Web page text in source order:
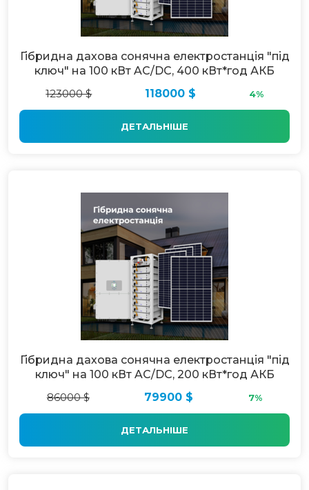
Гібридна дахова сонячна електростанція "під
ключ" на 100 кВт AC/DC, 400 кВт*год АКБ
123000 $
118000 $ 4%
ДЕТАЛЬНІШЕ
Гібридна дахова сонячна електростанція "під
ключ" на 100 кВт AC/DC, 200 кВт*год АКБ
86000 $
79900 $ 7%
ДЕТАЛЬНІШЕ